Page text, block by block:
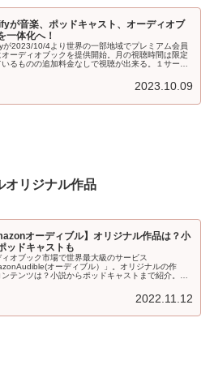
が音楽、ポッドキャスト、オーディオブ
一体化へ！
が2023/10/4より世界の一部地域でプレミアム会員
オーディオブックを提供開始。月の視聴時間は限定
いるものの追加料金なしで視聴が出来る。１サービ
2023.10.09
オリジナル作品
オーディブル】オリジナル作品は？小
ッドキャストも
ィオブック市場で世界最大級のサービス
オーディブル）」。オリジナルの作
テンツは？小説からポッドキャストまで紹介。
めの聞き方(ネックスピーカー、Alexa搭載スピーカ
2022.11.12